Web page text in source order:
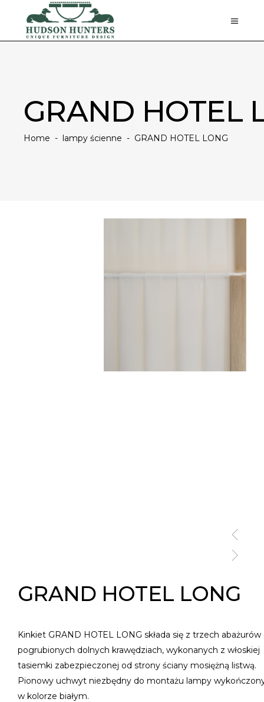
GRAND HOTEL
Home - lampy ścienne - GRAND HOTEL LONG
GRAND HOTEL LONG
Kinkiet GRAND HOTEL LONG składa się z trzech abażurów
pogrubionych dolnych krawędziach, wykonanych z włoskiej
tasiemki zabezpieczonej od strony ściany mosiężną listwą.
Pionowy uchwyt niezbędny do montażu lampy
w kolorze białym.